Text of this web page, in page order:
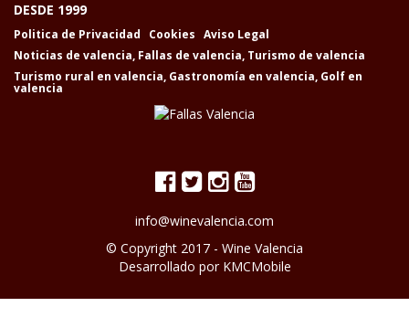
DESDE 1999
Politica de Privacidad Cookies Aviso Legal
Noticias de valencia, Fallas de valencia, Turismo de valencia
Turismo rural en valencia, Gastronomía en valencia, Golf en
valencia
info@winevalencia.com
© Copyright 2017 - Wine Valencia
Desarrollado por KMCMobile